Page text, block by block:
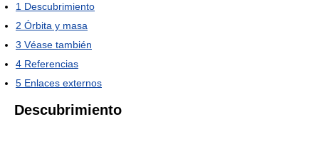
1 Descubrimiento
2 Órbita y masa
3 Véase también
4 Referencias
5 Enlaces externos
Descubrimiento